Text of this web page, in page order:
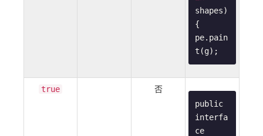
shapes)
{
pe.pain
t(g);
true 否
public
interfa
ce